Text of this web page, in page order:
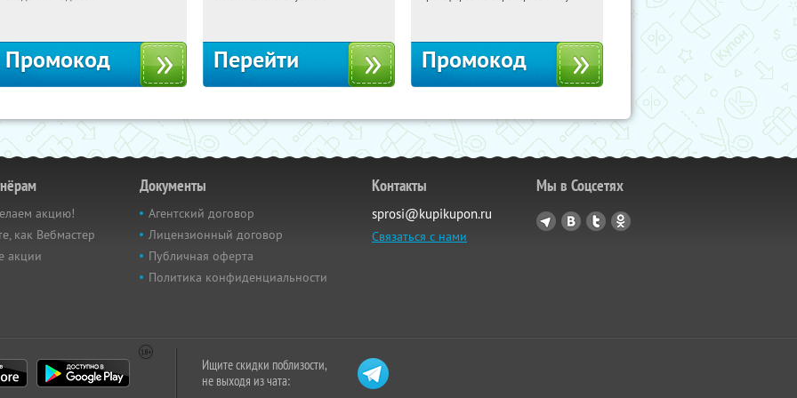
Промокод Перейти Промокод
акцию!
как Вебмастер
акции
Документы
Агентский договор
Лицензионный договор
Публичная оферта
Политика конфиденциальности
Контакты
sprosi@kupikupon.ru
Связаться с нами
Мы в Соцсетях
Ищите скидки поблизости,
не выходя из чата: